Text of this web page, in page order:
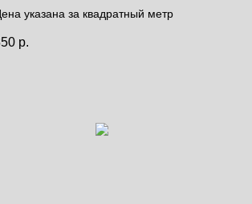
указана за квадратный метр
р.